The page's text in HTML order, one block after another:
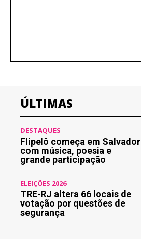
ÚLTIMAS
DESTAQUES
Flipelô começa em Salvador
com música, poesia e
grande participação
ELEIÇÕES 2026
TRE-RJ altera 66 locais de
votação por questões de
segurança